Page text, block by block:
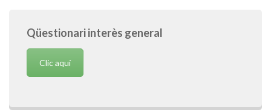
Qüestionari interès general
Clic aquí